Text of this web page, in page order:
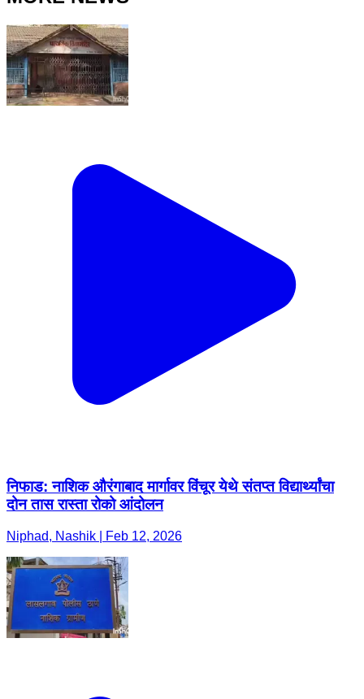
निफाड: नाशिक औरंगाबाद मार्गावर विंचूर येथे संतप्त विद्यार्थ्यांचा
दोन तास रास्ता रोको आंदोलन
Niphad, Nashik | Feb 12, 2026